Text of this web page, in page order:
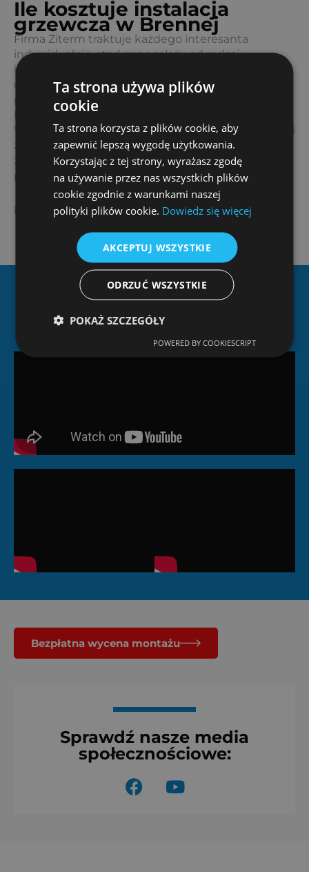
Ile kosztuje instalacja
grzewcza w Brennej
Firma Ziterm traktuje każdego interesanta
indywidualnie, stąd cena zależy od rodzaju
instalacji, powierzchni, na jakiej będzie wykonana
oraz możliwości, jakie oferuje miejsce
przewidywanego montażu.
Brenna to miasto, gdzie mieszkasz? Idealnie!
Wypełnij formularz, bądź zadzwoń, a nasi specjaliści
zaproponują różne opcje, jakie mogą
zagwarantować przewidywaną wydajność przez
poszczególne instalacje grzewcze.
biuro@ziterm.pl
Dlaczego Ziterm?
Bezpłatna wycena montażu
Sprawdź nasze media
społecznościowe:
F
a
Y
o
Ta strona używa plików
cookie
Ta strona korzysta z plików cookie, aby
zapewnić lepszą wygodę użytkowania.
Korzystając z tej strony, wyrażasz zgodę
na używanie przez nas wszystkich plików
cookie zgodnie z warunkami naszej
polityki plików cookie. Dowiedz się więcej
AKCEPTUJ WSZYSTKIE
ODRZUĆ WSZYSTKIE
POKAŻ SZCZEGÓŁY
POWERED BY COOKIESCRIPT